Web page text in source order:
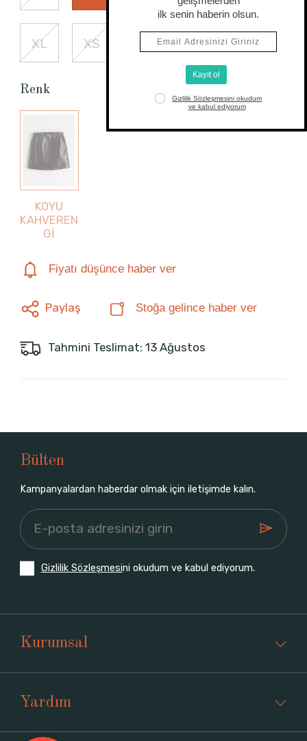
XL XS
Renk
KOYU
KAHVEREN
Gİ
Fiyatı düşünce haber ver
Paylaş Stoğa gelince haber ver
Tahmini Teslimat: 13 Ağustos
Bülten
Kampanyalardan haberdar olmak için iletişimde kalın.
Gizlilik Sözleşmesini okudum ve kabul ediyorum.
Kurumsal
Yardım